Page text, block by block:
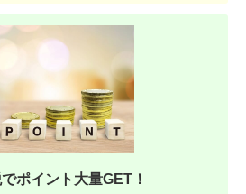
ポイント大量GET！